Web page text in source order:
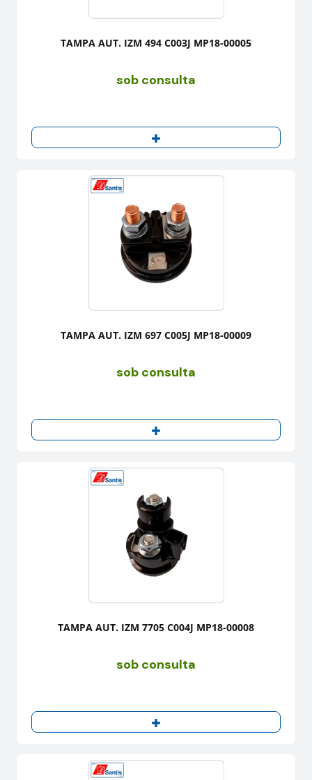
TAMPA AUT. IZM 494 C003J MP18-00005
sob consulta
TAMPA AUT. IZM 697 C005J MP18-00009
sob consulta
TAMPA AUT. IZM 7705 C004J MP18-00008
sob consulta